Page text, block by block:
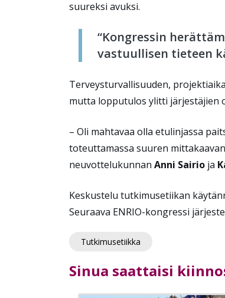
suureksi avuksi.
“Kongressin
vastuullisen tieteen
Terveysturvallisuuden,
mutta lopputulos ylitti järjestäjien
– Oli mahtavaa olla etulinjassa
toteuttamassa suuren
neuvottelukunnan Anni Sairio ja
Keskustelu tutkimusetiikan
Seuraava ENRIO-kongressi
Tutkimusetiikka
Sinua saattaisi